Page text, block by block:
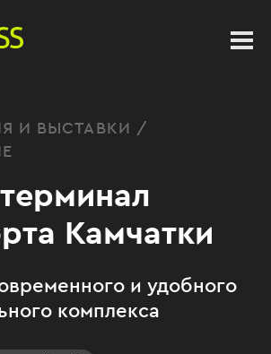
И ВЫСТАВКИ /
Камчатки
и удобного
комплекса